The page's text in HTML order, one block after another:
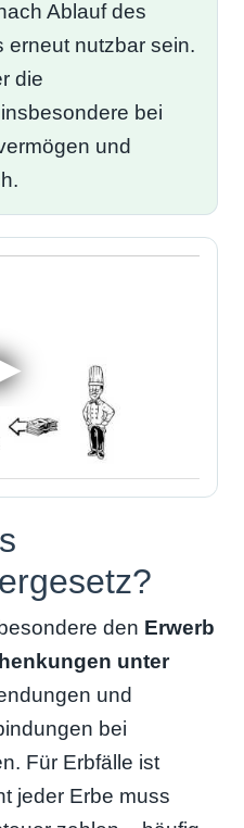
Ablauf des
erneut nutzbar sein.
die
bei
und
den Erwerb
unter
und
bei
Für Erbfälle ist
jeder Erbe muss